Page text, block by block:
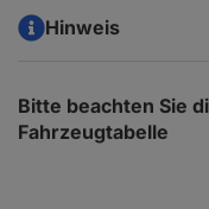
Hinweis
Bitte beachten Sie
Fahrzeugtabelle